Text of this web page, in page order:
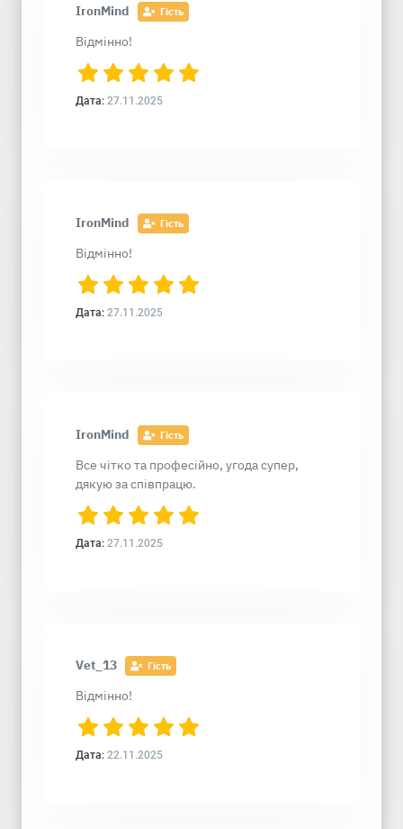
IronMind Гість
Відмінно!
Дата: 27.11.2025
IronMind Гість
Відмінно!
Дата: 27.11.2025
IronMind Гість
Все чітко та професійно, угода супер,
дякую за співпрацю.
Дата: 27.11.2025
Vet_13 Гість
Відмінно!
Дата: 22.11.2025